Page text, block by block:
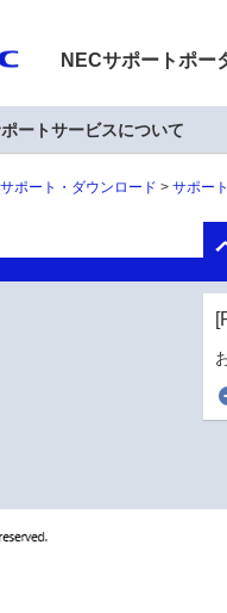
NECサポートポー
ートサービスについて
サポート・ダウンロード サポー